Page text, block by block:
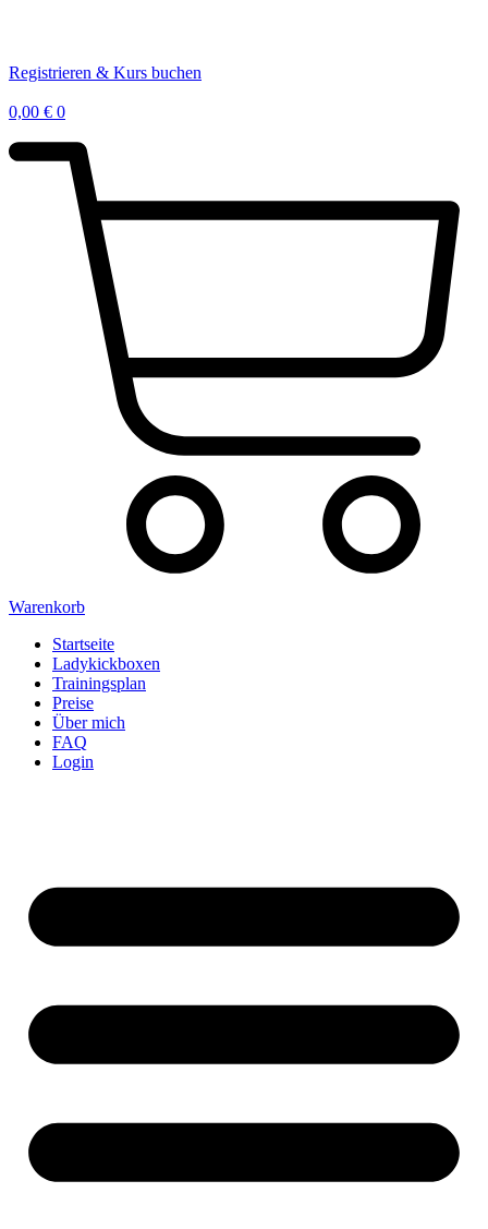
Registrieren & Kurs buchen
0,00 € 0
Warenkorb
Startseite
Ladykickboxen
Trainingsplan
Preise
Über mich
FAQ
Login